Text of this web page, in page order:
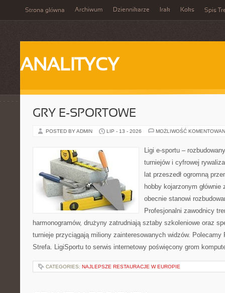
Strona główna Archiwum Dziennikarze Irak Koks Spis
ANALITYCY
GRY E-SPORTOWE
POSTED BY ADMIN LIP - 13 - 2026 MOŻLIWOŚĆ
Ligi e-sportu –
turniejów i cyfrowej
lat przeszedł ogromną
hobby kojarzonym
obecnie stanowi
Profesjonalni zawodnicy
harmonogramów, drużyny zatrudniają sztaby szkoleniowe oraz
turnieje przyciągają miliony zainteresowanych widzów.
Strefa. LigiSportu to serwis internetowy poświęcony grom
CATEGORIES: NAJLEPSZE RESTAURACJE W EUROPIE